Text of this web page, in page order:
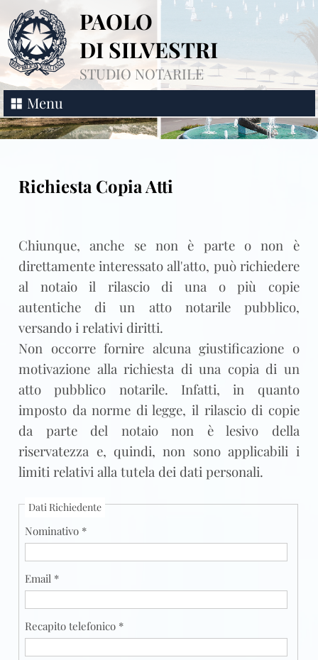
PAOLO
DI SILVESTRI
STUDIO NOTARILE
Menu
Richiesta Copia Atti
Chiunque, anche se non è parte o non è
direttamente interessato all'atto, può richiedere
al notaio il rilascio di una o più copie
autentiche di un atto notarile pubblico,
versando i relativi diritti.
Non occorre fornire alcuna giustificazione o
motivazione alla richiesta di una copia di un
atto pubblico notarile. Infatti, in quanto
imposto da norme di legge, il rilascio di copie
da parte del notaio non è lesivo della
riservatezza e, quindi, non sono applicabili i
limiti relativi alla tutela dei dati personali.
Dati Richiedente
Nominativo *
Email *
Recapito telefonico *